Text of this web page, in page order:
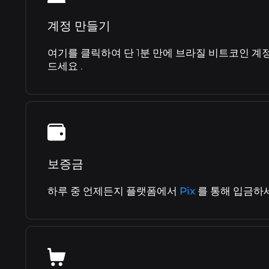
계정 만들기
여기를 클릭하여 단 1분 만에 브라질 비트코인 계
드세요 .
보증금
하루 중 언제든지 플랫폼에서 Pix 를 통해 입금하